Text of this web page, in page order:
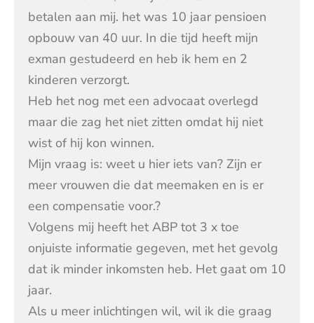
betalen aan mij. het was 10 jaar pensioen
opbouw van 40 uur. In die tijd heeft mijn
exman gestudeerd en heb ik hem en 2
kinderen verzorgt.
Heb het nog met een advocaat overlegd
maar die zag het niet zitten omdat hij niet
wist of hij kon winnen.
Mijn vraag is: weet u hier iets van? Zijn er
meer vrouwen die dat meemaken en is er
een compensatie voor.?
Volgens mij heeft het ABP tot 3 x toe
onjuiste informatie gegeven, met het gevolg
dat ik minder inkomsten heb. Het gaat om 10
jaar.
Als u meer inlichtingen wil, wil ik die graag